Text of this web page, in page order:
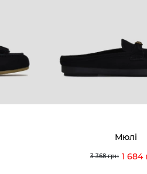
Мюлі
3 368 грн 1 684
Гарантія і повернення